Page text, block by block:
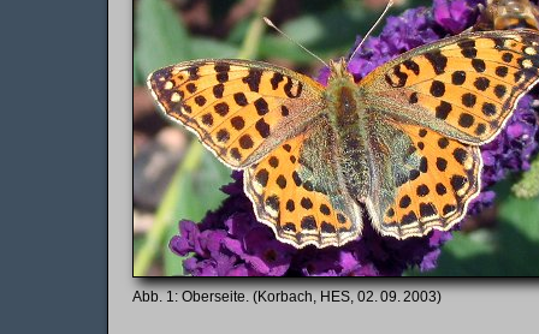
Oberseite. (Korbach, HES, 02. 09. 2003)